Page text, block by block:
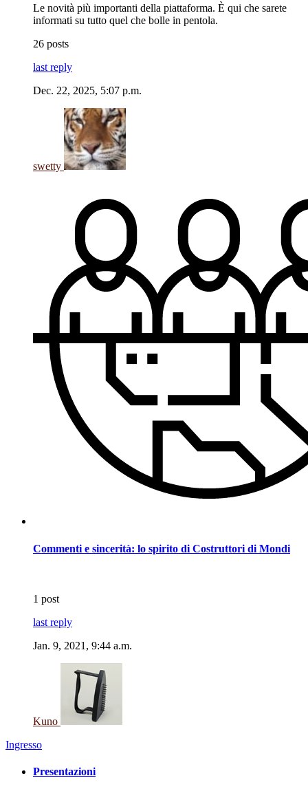
Le novità più importanti della piattaforma. È qui che sarete
informati su tutto quel che bolle in pentola.
26 posts
last reply
Dec. 22, 2025, 5:07 p.m.
swetty
Commenti e sincerità: lo spirito di Costruttori di Mondi
1 post
last reply
Jan. 9, 2021, 9:44 a.m.
Kuno
Ingresso
Presentazioni